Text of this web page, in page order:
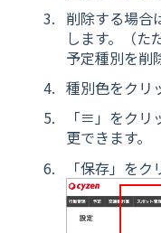
削除する場合
します。（た
予定種別を削
種別色をクリ
「≡」をクリ
更できます。
「保存」をク